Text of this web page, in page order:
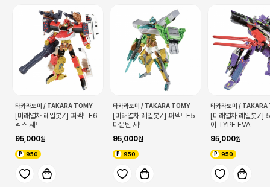
타카라토미 / TAKARA TOMY
[미래열차 레일봇Z] 퍼펙트E6
넥스 세트
95,000
950
타카라토미 / TAKARA TOMY
[미래열차 레일봇Z] 퍼펙트E5
마운틴 세트
95,000
950
타카라토미 /
[미래열차 레일봇Z]
이 TYPE EVA
95,000
950